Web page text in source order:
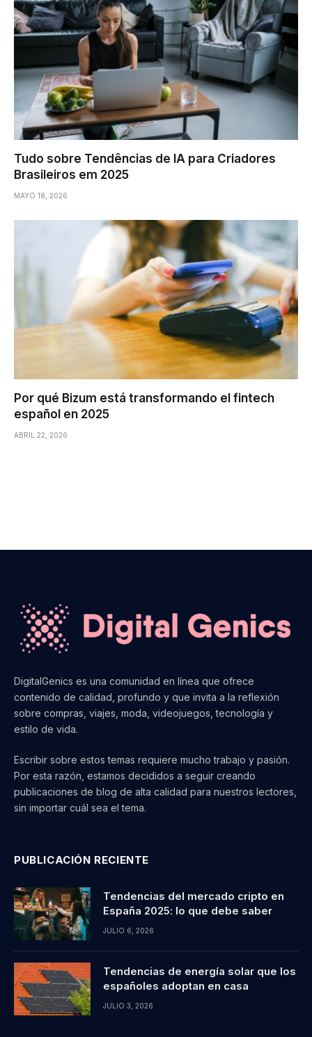
Tudo sobre Tendências de IA para Criadores
Brasileiros em 2025
MAYO 18, 2026
Por qué Bizum está transformando el fintech
español en 2025
ABRIL 22, 2026
DigitalGenics es una comunidad en línea que ofrece
contenido de calidad, profundo y que invita a la reflexión
sobre compras, viajes, moda, videojuegos, tecnología y
estilo de vida.
Escribir sobre estos temas requiere mucho trabajo y pasión.
Por esta razón, estamos decididos a seguir creando
publicaciones de blog de alta calidad para nuestros lectores,
sin importar cuál sea el tema.
PUBLICACIÓN RECIENTE
Tendencias del mercado cripto en
España 2025: lo que debe saber
JULIO 6, 2026
Tendencias de energía solar que los
españoles adoptan en casa
JULIO 3, 2026